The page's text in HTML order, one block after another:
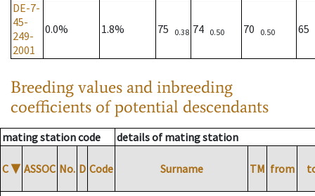
DE-7-
45-
249-
2001
0.0% 1.8% 75 0.38 74 0.50 70 0.50 65
Breeding values and inbreeding
coefficients of potential descendants
mating station code details of mating station
C ▼ ASSOC No. D Code Surname TM from